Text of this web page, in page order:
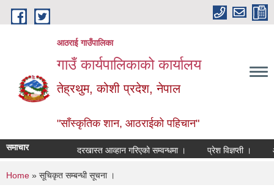
Skip to main content
आठराई गाउँपालिका
गाउँ कार्यपालिकाको कार्यालय
तेह्रथुम, कोशी प्रदेश, नेपाल
"साँस्कृतिक शान, आठराईको पहिचान"
समाचार दरखास्त आव्हान गरिएको सम्वन्धमा । प्रेश विज्ञप्ती ।
You are here
Home » सूचिकृत सम्बन्धी सूचना ।